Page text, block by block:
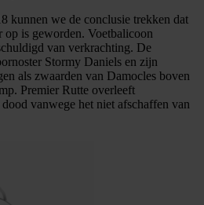
kunnen we de conclusie trekken dat
op is geworden. Voetbalicoon
van verkrachting. De
Stormy Daniels en zijn
als zwaarden van Damocles boven
Premier Rutte overleeft
vanwege het niet afschaffen van